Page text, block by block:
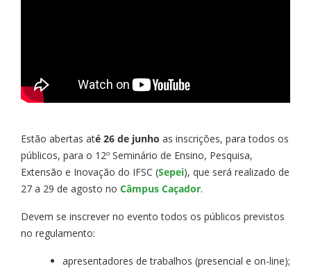
Estão abertas até 26 de junho as inscrições, para todos os
públicos, para o 12º Seminário de Ensino, Pesquisa,
Extensão e Inovação do IFSC (Sepei), que será realizado de
27 a 29 de agosto no Câmpus Caçador.
Devem se inscrever no evento todos os públicos previstos
no regulamento:
apresentadores de trabalhos (presencial e on-line);